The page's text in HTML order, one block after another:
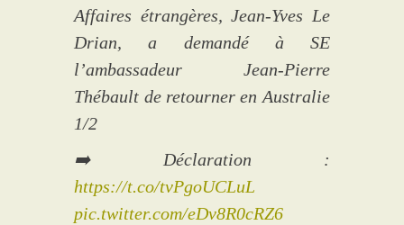
Affaires étrangères, Jean-Yves Le
Drian, a demandé à SE
l’ambassadeur Jean-Pierre
Thébault de retourner en Australie
1/2
➡️ Déclaration :
https://t.co/tvPgoUCLuL
pic.twitter.com/eDv8R0cRZ6